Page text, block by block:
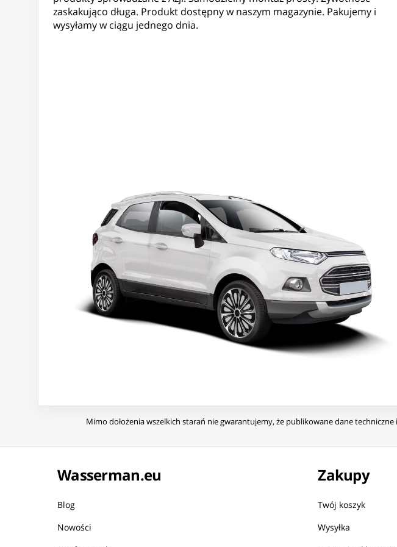
zaskakująco długa. Produkt dostępny w naszym magazynie. Pakujemy i
wysyłamy w ciągu jednego dnia.
Mimo dołożenia wszelkich starań nie gwarantujemy, że publikowane dane
Wasserman.eu
Blog
Nowości
Zakupy
Twój koszyk
Wysyłka